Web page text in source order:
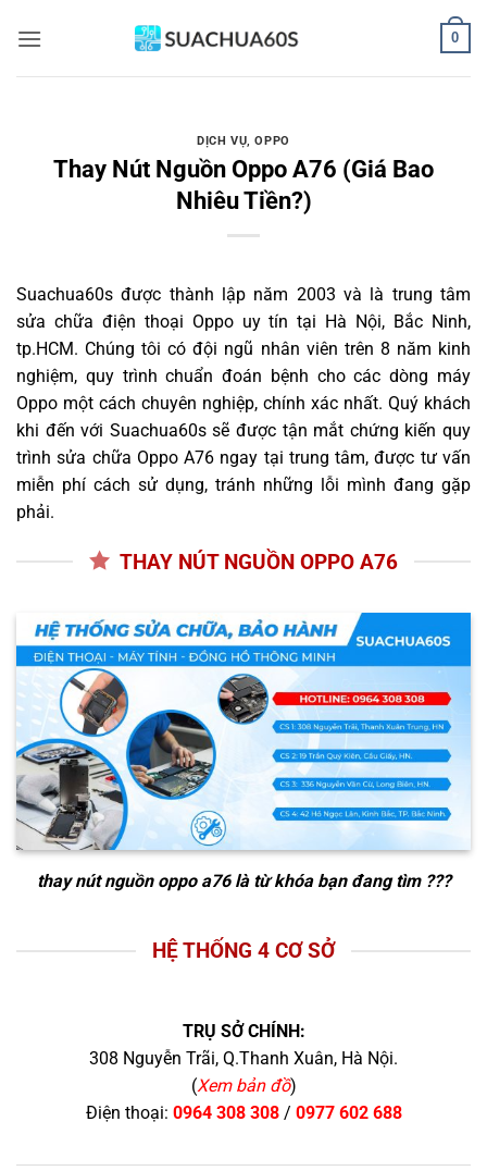
qua
0
DỊCH VỤ,OPPO
Thay Nút Nguồn Oppo A76 (Giá Bao
Nhiêu Tiền?)
Suachua60s được thành lập năm 2003 và là trung tâm
sửa chữa điện thoại Oppo uy tín tại Hà Nội, Bắc Ninh,
tp.HCM. Chúng tôi có đội ngũ nhân viên trên 8 năm kinh
nghiệm, quy trình chuẩn đoán bệnh cho các dòng máy
Oppo một cách chuyên nghiệp, chính xác nhất. Quý khách
khi đến với Suachua60s sẽ được tận mắt chứng kiến quy
trình sửa chữa Oppo A76 ngay tại trung tâm, được tư vấn
miễn phí cách sử dụng, tránh những lỗi mình đang gặp
phải.
THAY NÚT NGUỒN OPPO A76
thay nút nguồn oppo a76là từ khóa bạn đang tìm ???
HỆ THỐNG 4 CƠ SỞ
TRỤ SỞ CHÍNH:
308 Nguyễn Trãi, Q.Thanh Xuân, Hà Nội.
(Xem bản đồ)
Điện thoại: 0964 308 308/ 0977 602 688